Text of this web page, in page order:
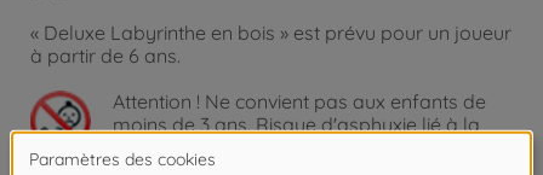
« Deluxe Labyrinthe en bois » est prévu pour un joueur
à partir de 6 ans.
Attention ! Ne convient pas aux enfants de
moins de 3 ans. Risque d'asphyxie lié à la
présence de pièces de petite taille.